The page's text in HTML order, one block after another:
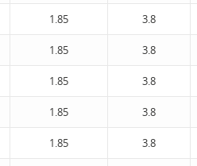
1.85 3.8
1.85 3.8
1.85 3.8
1.85 3.8
1.85 3.8